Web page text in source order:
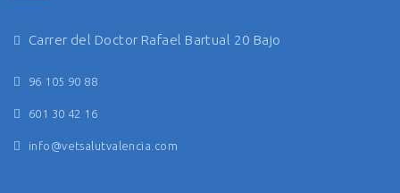
Carrer del Doctor Rafael Bartual 20 Bajo
96 105 90 88
601 30 42 16
info@vetsalutvalencia.com